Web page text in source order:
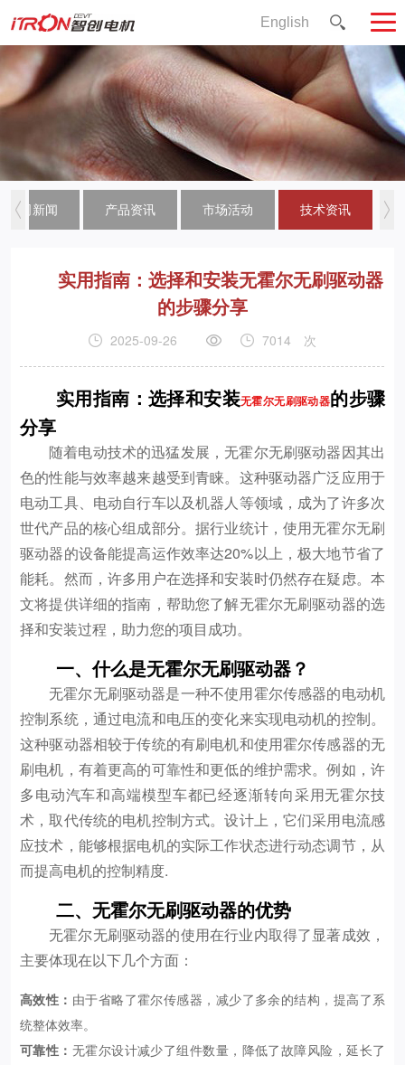
English
公司新闻 产品资讯 市场活动 技术资讯
实用指南：选择和安装无霍尔无刷驱动器
的步骤分享
2025-09-26 7014 次
实用指南：选择和安装无霍尔无刷驱动器的步骤
分享
随着电动技术的迅猛发展，无霍尔无刷驱动器因其出
色的性能与效率越来越受到青睐。这种驱动器广泛应用于
电动工具、电动自行车以及机器人等领域，成为了许多次
世代产品的核心组成部分。据行业统计，使用无霍尔无刷
驱动器的设备能提高运作效率达20%以上，极大地节省了
能耗。然而，许多用户在选择和安装时仍然存在疑虑。本
文将提供详细的指南，帮助您了解无霍尔无刷驱动器的选
择和安装过程，助力您的项目成功。
一、什么是无霍尔无刷驱动器？
无霍尔无刷驱动器是一种不使用霍尔传感器的电动机
控制系统，通过电流和电压的变化来实现电动机的控制。
这种驱动器相较于传统的有刷电机和使用霍尔传感器的无
刷电机，有着更高的可靠性和更低的维护需求。例如，许
多电动汽车和高端模型车都已经逐渐转向采用无霍尔技
术，取代传统的电机控制方式。设计上，它们采用电流感
应技术，能够根据电机的实际工作状态进行动态调节，从
而提高电机的控制精度.
二、无霍尔无刷驱动器的优势
无霍尔无刷驱动器的使用在行业内取得了显著成效，
主要体现在以下几个方面：
高效性： 由于省略了霍尔传感器，减少了多余的结构，提高了系
统整体效率。
可靠性： 无霍尔设计减少了组件数量，降低了故障风险，延长了